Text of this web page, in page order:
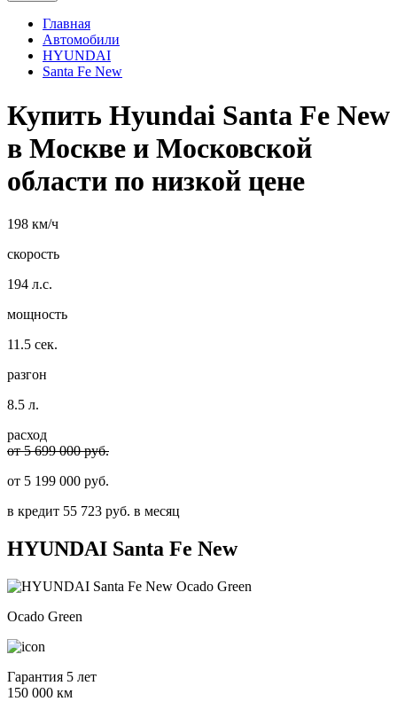
Главная
Автомобили
HYUNDAI
Santa Fe New
Купить Hyundai Santa Fe New
в Москве и Московской
области по низкой цене
198 км/ч
скорость
194 л.с.
мощность
11.5 сек.
разгон
8.5 л.
расход
от 5 699 000 руб.
от 5 199 000 руб.
в кредит 55 723 руб. в месяц
HYUNDAI Santa Fe New
Ocado Green
Гарантия 5 лет
150 000 км